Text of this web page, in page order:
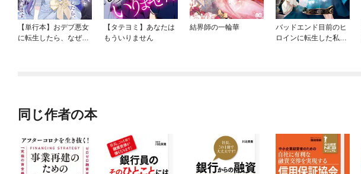
【単行本】おデブ悪女
に転生したら、なぜか
【タテヨミ】あなたは
もういりません
結界師の一輪華
バッドエンド目前のヒ
ロインに転生した私、
同じ作者の本